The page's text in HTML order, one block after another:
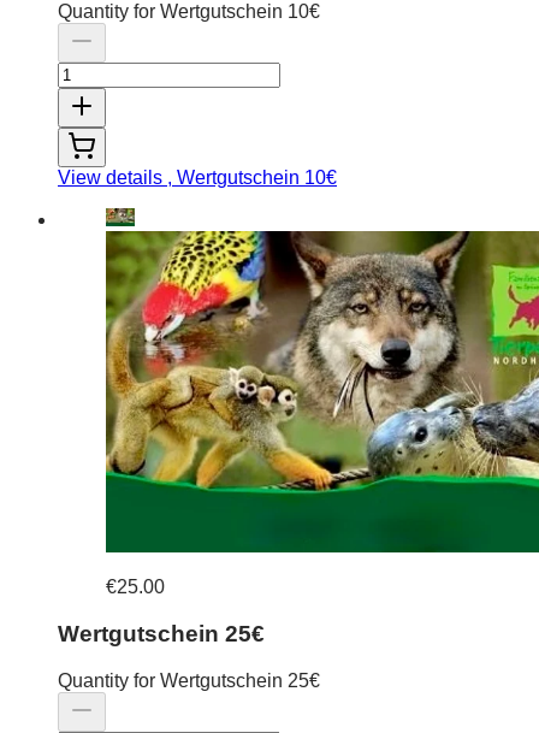
Quantity for Wertgutschein 10€
View details , Wertgutschein 10€
€25.00
Wertgutschein 25€
Quantity for Wertgutschein 25€